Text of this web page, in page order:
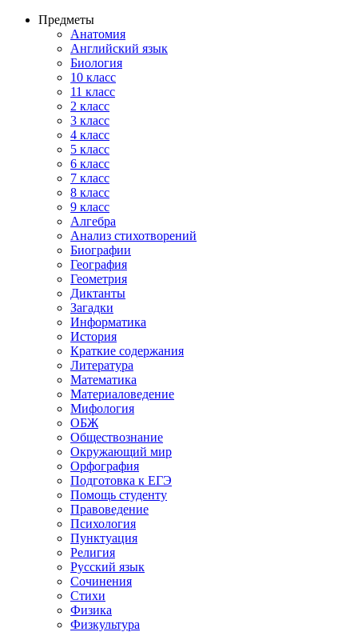
Предметы
Анатомия
Английский язык
Биология
10 класс
11 класс
2 класс
3 класс
4 класс
5 класс
6 класс
7 класс
8 класс
9 класс
Алгебра
Анализ стихотворений
Биографии
География
Геометрия
Диктанты
Загадки
Информатика
История
Краткие содержания
Литература
Математика
Материаловедение
Мифология
ОБЖ
Обществознание
Окружающий мир
Орфография
Подготовка к ЕГЭ
Помощь студенту
Правоведение
Психология
Пунктуация
Религия
Русский язык
Сочинения
Стихи
Физика
Физкультура